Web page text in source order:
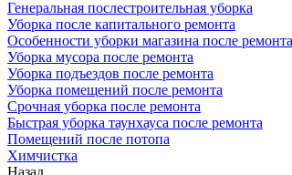
Генеральная послестроительная уборка
Уборка после капитального ремонта
Особенности уборки магазина после ремонта
Уборка мусора после ремонта
Уборка подъездов после ремонта
Уборка помещений после ремонта
Срочная уборка после ремонта
Быстрая уборка таунхауса после ремонта
Помещений после потопа
Химчистка
Назад